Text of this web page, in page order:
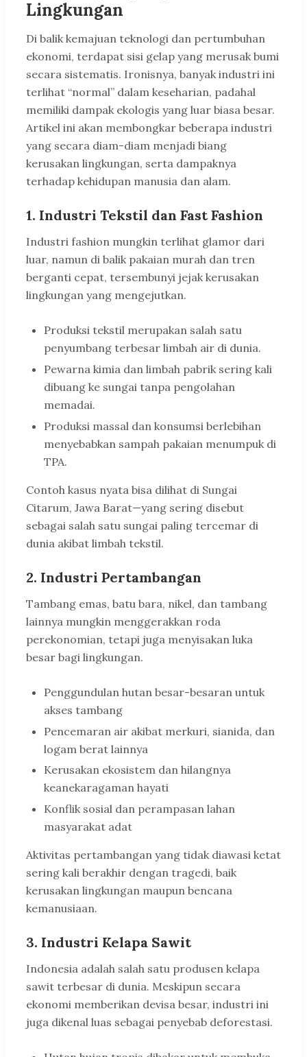
Lingkungan
Di balik kemajuan teknologi dan pertumbuhan
ekonomi, terdapat sisi gelap yang merusak bumi
secara sistematis. Ironisnya, banyak industri ini
terlihat “normal” dalam keseharian, padahal
memiliki dampak ekologis yang luar biasa besar.
Artikel ini akan membongkar beberapa industri
yang secara diam-diam menjadi biang
kerusakan lingkungan, serta dampaknya
terhadap kehidupan manusia dan alam.
1. Industri Tekstil dan Fast Fashion
Industri fashion mungkin terlihat glamor dari
luar, namun di balik pakaian murah dan tren
berganti cepat, tersembunyi jejak kerusakan
lingkungan yang mengejutkan.
Produksi tekstil merupakan salah satu
penyumbang terbesar limbah air di dunia.
Pewarna kimia dan limbah pabrik sering kali
dibuang ke sungai tanpa pengolahan
memadai.
Produksi massal dan konsumsi berlebihan
menyebabkan sampah pakaian menumpuk di
TPA.
Contoh kasus nyata bisa dilihat di Sungai
Citarum, Jawa Barat—yang sering disebut
sebagai salah satu sungai paling tercemar di
dunia akibat limbah tekstil.
2. Industri Pertambangan
Tambang emas, batu bara, nikel, dan tambang
lainnya mungkin menggerakkan roda
perekonomian, tetapi juga menyisakan luka
besar bagi lingkungan.
Penggundulan hutan besar-besaran untuk
akses tambang
Pencemaran air akibat merkuri, sianida, dan
logam berat lainnya
Kerusakan ekosistem dan hilangnya
keanekaragaman hayati
Konflik sosial dan perampasan lahan
masyarakat adat
Aktivitas pertambangan yang tidak diawasi ketat
sering kali berakhir dengan tragedi, baik
kerusakan lingkungan maupun bencana
kemanusiaan.
3. Industri Kelapa Sawit
Indonesia adalah salah satu produsen kelapa
sawit terbesar di dunia. Meskipun secara
ekonomi memberikan devisa besar, industri ini
juga dikenal luas sebagai penyebab deforestasi.